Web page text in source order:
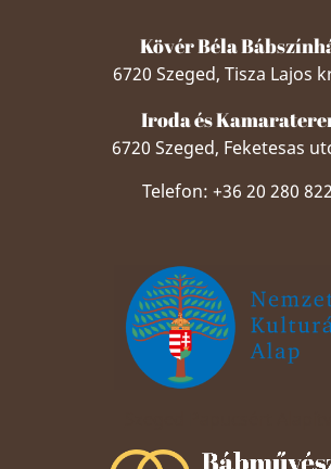
Kövér Béla
6720 Szeged, Tisza Lajos
Iroda és
6720 Szeged, Feketesas
Telefon: +36 20 280